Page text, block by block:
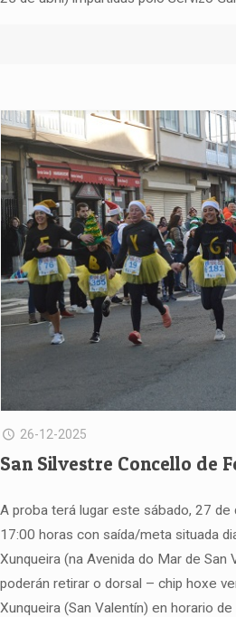
26-12-2025
San Silvestre Concello de
A proba terá lugar este sábado, 27 de
17:00 horas con saída/meta situada
Xunqueira (na Avenida do Mar de San
poderán retirar o dorsal – chip hoxe
Xunqueira (San Valentín) en horario